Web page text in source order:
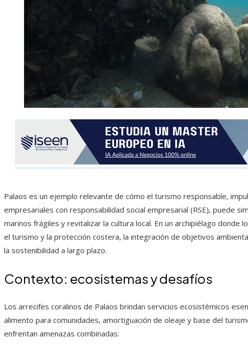
Palaos es un ejemplo relevante de cómo el turismo responsable,
empresariales con responsabilidad social empresarial (RSE), puede
marinos frágiles y revitalizar la cultura local. En un archipiélago donde
el turismo y la protección costera, la integración de objetivos
la sostenibilidad a largo plazo.
Contexto: ecosistemas y desafíos
Los arrecifes coralinos de Palaos brindan servicios ecosistémicos
alimento para comunidades, amortiguación de oleaje y base del
enfrentan amenazas combinadas: